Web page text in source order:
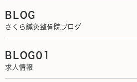
BLOG
さくら鍼灸整骨院ブログ
BLOG01
求人情報